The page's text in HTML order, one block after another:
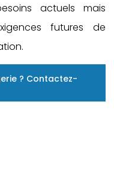
actuels mais
futures de
? Contactez-